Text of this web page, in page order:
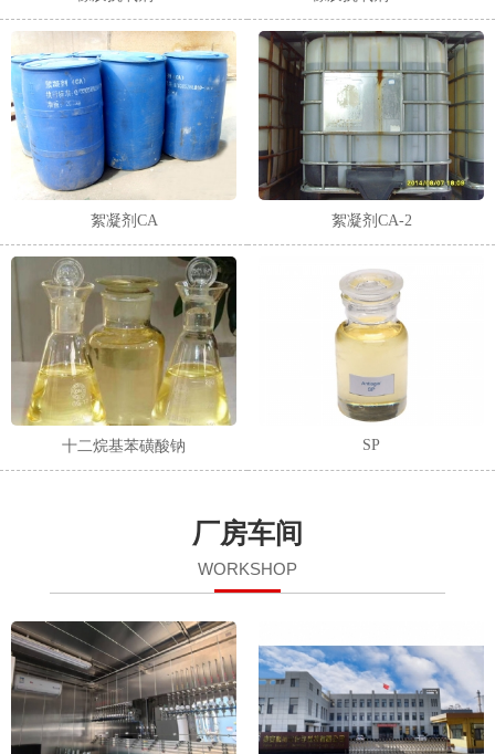
絮凝剂CA 絮凝剂CA-2
十二烷基苯磺酸钠 SP
厂房车间
WORKSHOP